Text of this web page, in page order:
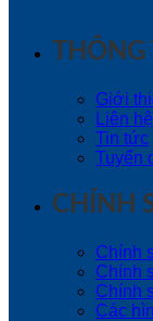
THÔNG
Giới
Liên hệ
Tin tức
Tuyển
CHÍNH
Chính
Chính
Chính
Các